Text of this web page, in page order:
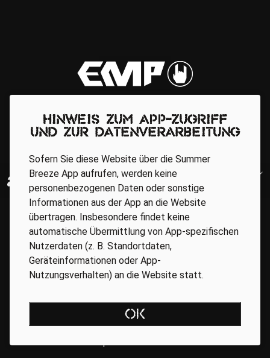
Hinweis zum App-Zugriff
und zur Datenverarbeitung
Sofern Sie diese Website über die Summer
Breeze App aufrufen, werden keine
personenbezogenen Daten oder sonstige
Informationen aus der App an die Website
übertragen. Insbesondere findet keine
automatische Übermittlung von App-spezifischen
Nutzerdaten (z. B. Standortdaten,
Geräteinformationen oder App-
Nutzungsverhalten) an die Website statt.
OK